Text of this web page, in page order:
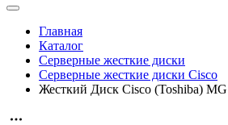
Главная
Каталог
Серверные жесткие диски
Серверные жесткие диски Cisco
Жесткий Диск Cisco (Toshiba)